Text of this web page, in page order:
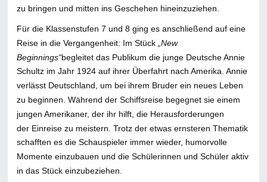
zu bringen und mitten ins Geschehen hineinzuziehen.
Für die Klassenstufen 7 und 8 ging es anschließend auf eine
Reise in die Vergangenheit: Im Stück „New
Beginnings“begleitet das Publikum die junge Deutsche Annie
Schultz im Jahr 1924 auf ihrer Überfahrt nach Amerika. Annie
verlässt Deutschland, um bei ihrem Bruder ein neues Leben
zu beginnen. Während der Schiffsreise begegnet sie einem
jungen Amerikaner, der ihr hilft, die Herausforderungen
der Einreise zu meistern. Trotz der etwas ernsteren Thematik
schafften es die Schauspieler immer wieder, humorvolle
Momente einzubauen und die Schülerinnen und Schüler aktiv
in das Stück einzubeziehen.